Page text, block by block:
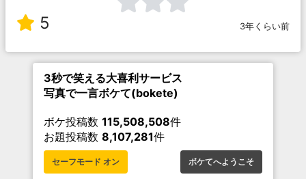
5 3年くらい前
3秒で笑える大喜利サービス
写真で一言ボケて(bokete)
ボケ投稿数 115,508,508件
お題投稿数 8,107,281件
セーフモード オン ボケてへようこそ